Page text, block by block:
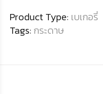
Product Type: เบเกอรี่
Tags: กระดาษ